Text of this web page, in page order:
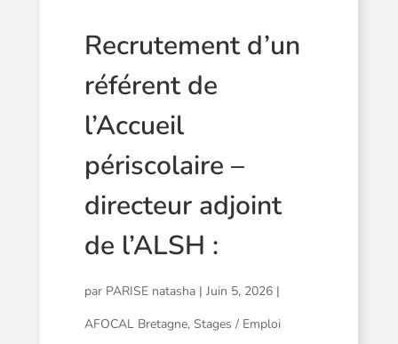
Recrutement d’un
référent de
l’Accueil
périscolaire –
directeur adjoint
de l’ALSH :
par PARISE natasha| Juin 5, 2026|
AFOCAL Bretagne, Stages / Emploi